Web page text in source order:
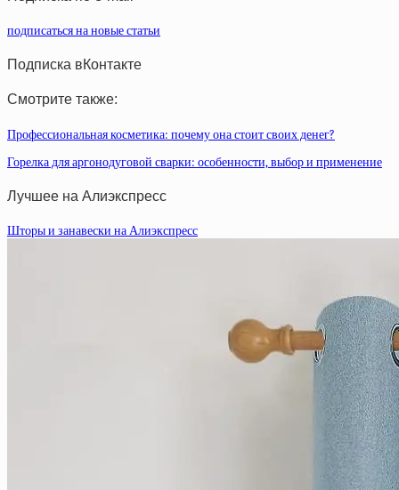
подписаться на новые статьи
Подписка вКонтакте
Смотрите также:
Профессиональная косметика: почему она стоит своих денег?
Горелка для аргонодуговой сварки: особенности, выбор и применение
Лучшее на Алиэкспресс
Шторы и занавески на Алиэкспресс